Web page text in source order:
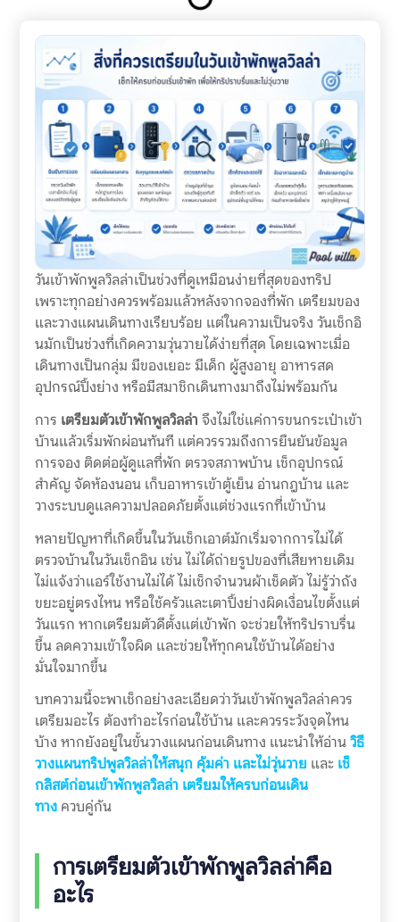
วันเข้าพักพูลวิลล่าเป็นช่วงที่ดูเหมือนง่ายที่สุดของทริป
เพราะทุกอย่างควรพร้อมแล้วหลังจากจองที่พัก เตรียมของ
และวางแผนเดินทางเรียบร้อย แต่ในความเป็นจริง วันเช็กอิ
นมักเป็นช่วงที่เกิดความวุ่นวายได้ง่ายที่สุด โดยเฉพาะเมื่อ
เดินทางเป็นกลุ่ม มีของเยอะ มีเด็ก ผู้สูงอายุ อาหารสด
อุปกรณ์ปิ้งย่าง หรือมีสมาชิกเดินทางมาถึงไม่พร้อมกัน
การ เตรียมตัวเข้าพักพูลวิลล่า จึงไม่ใช่แค่การขนกระเป๋าเข้า
บ้านแล้วเริ่มพักผ่อนทันที แต่ควรรวมถึงการยืนยันข้อมูล
การจอง ติดต่อผู้ดูแลที่พัก ตรวจสภาพบ้าน เช็กอุปกรณ์
สำคัญ จัดห้องนอน เก็บอาหารเข้าตู้เย็น อ่านกฎบ้าน และ
วางระบบดูแลความปลอดภัยตั้งแต่ช่วงแรกที่เข้าบ้าน
หลายปัญหาที่เกิดขึ้นในวันเช็กเอาต์มักเริ่มจากการไม่ได้
ตรวจบ้านในวันเช็กอิน เช่น ไม่ได้ถ่ายรูปของที่เสียหายเดิม
ไม่แจ้งว่าแอร์ใช้งานไม่ได้ ไม่เช็กจำนวนผ้าเช็ดตัว ไม่รู้ว่าถัง
ขยะอยู่ตรงไหน หรือใช้ครัวและเตาปิ้งย่างผิดเงื่อนไขตั้งแต่
วันแรก หากเตรียมตัวดีตั้งแต่เข้าพัก จะช่วยให้ทริปราบรื่น
ขึ้น ลดความเข้าใจผิด และช่วยให้ทุกคนใช้บ้านได้อย่าง
มั่นใจมากขึ้น
บทความนี้จะพาเช็กอย่างละเอียดว่าวันเข้าพักพูลวิลล่าควร
เตรียมอะไร ต้องทำอะไรก่อนใช้บ้าน และควรระวังจุดไหน
บ้าง หากยังอยู่ในขั้นวางแผนก่อนเดินทาง แนะนำให้อ่านวิธี
วางแผนทริปพูลวิลล่าให้สนุก คุ้มค่า และไม่วุ่นวาย และ เช็
กลิสต์ก่อนเข้าพักพูลวิลล่า เตรียมให้ครบก่อนเดิน
ทางควบคู่กัน
การเตรียมตัวเข้าพักพูลวิลล่าคือ
อะไร